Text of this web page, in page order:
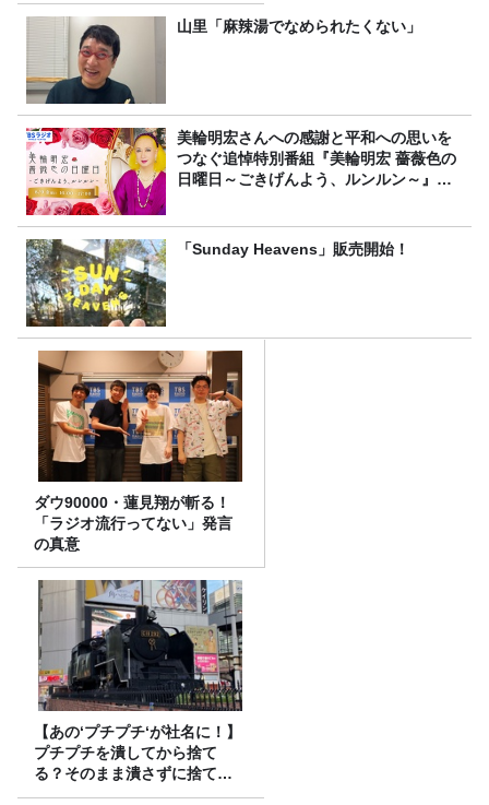
山里「麻辣湯でなめられたくない」
美輪明宏さんへの感謝と平和への思いを
つなぐ追悼特別番組『美輪明宏 薔薇色の
日曜日～ごきげんよう、ルンルン～』
「Sunday Heavens」販売開始！
ダウ90000・蓮見翔が斬る！
「ラジオ流行ってない」発言
の真意
【あの‘プチプチ‘が社名に！】
プチプチを潰してから捨て
る？そのまま潰さずに捨て
る？